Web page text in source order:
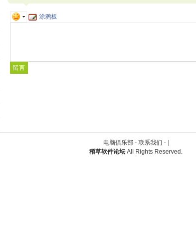
涂鸦板
电脑俱乐部 - 联系我们 -
稻草软件论坛 All Rights Reserved.